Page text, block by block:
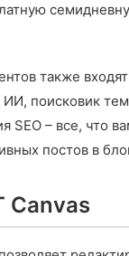
также
ИИ, поисковик
SEO – все, что
постов в
Canvas